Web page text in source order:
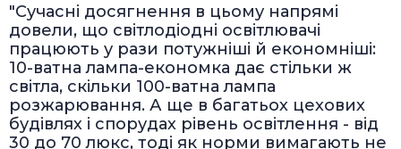
"Сучасні досягнення в цьому напрямі
довели, що світлодіодні освітлювачі
працюють у рази потужніші й економніші:
10-ватна лампа-економка дає стільки ж
світла, скільки 100-ватна лампа
розжарювання. А ще в багатьох цехових
будівлях і спорудах рівень освітлення - від
30 до 70 люкс, тоді як норми вимагають не